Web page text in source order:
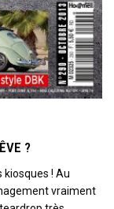
?
kiosques ! Au
vraiment